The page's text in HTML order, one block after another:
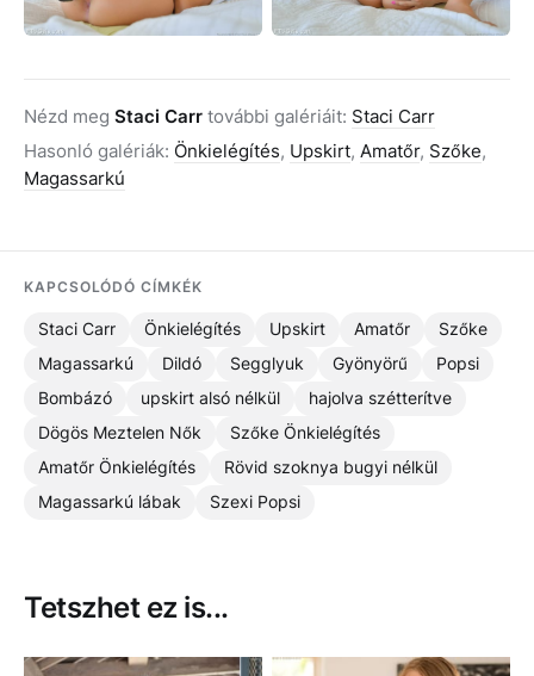
Nézd meg Staci Carr további galériáit: Staci Carr
Hasonló galériák: Önkielégítés, Upskirt, Amatőr, Szőke,
Magassarkú
KAPCSOLÓDÓ CÍMKÉK
Staci Carr Önkielégítés Upskirt Amatőr
Szőke
Magassarkú
Dildó Segglyuk Gyönyörű
Popsi
Bombázó
upskirt alsó nélkül
hajolva szétterítve
Dögös Meztelen Nők
Szőke Önkielégítés
Amatőr Önkielégítés
Rövid szoknya bugyi nélkül
Magassarkú lábak
Szexi Popsi
Tetszhet ez is...